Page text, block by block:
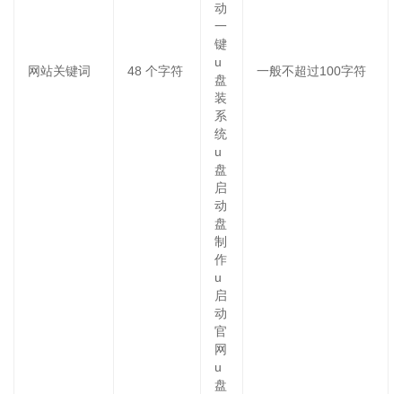
网站关键词 48 个字符
动
一
键
u
盘
装
系
统
u
盘
启
动
盘
制
作
u
启
动
官
网
u
盘
一般不超过100字符